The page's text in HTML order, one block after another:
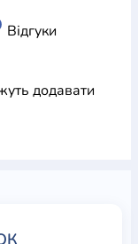
Відгуки
додавати